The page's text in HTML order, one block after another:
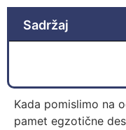
Sadržaj
Kada pomislimo na
pamet egzotične